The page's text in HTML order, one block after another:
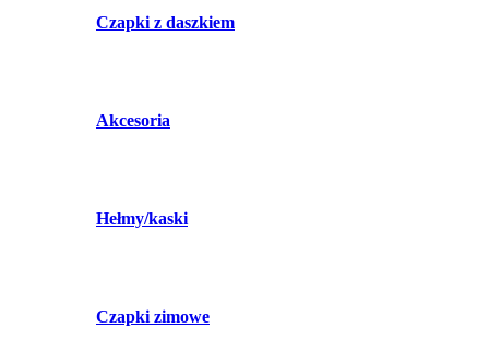
Czapki z daszkiem
Akcesoria
Hełmy/kaski
Czapki zimowe